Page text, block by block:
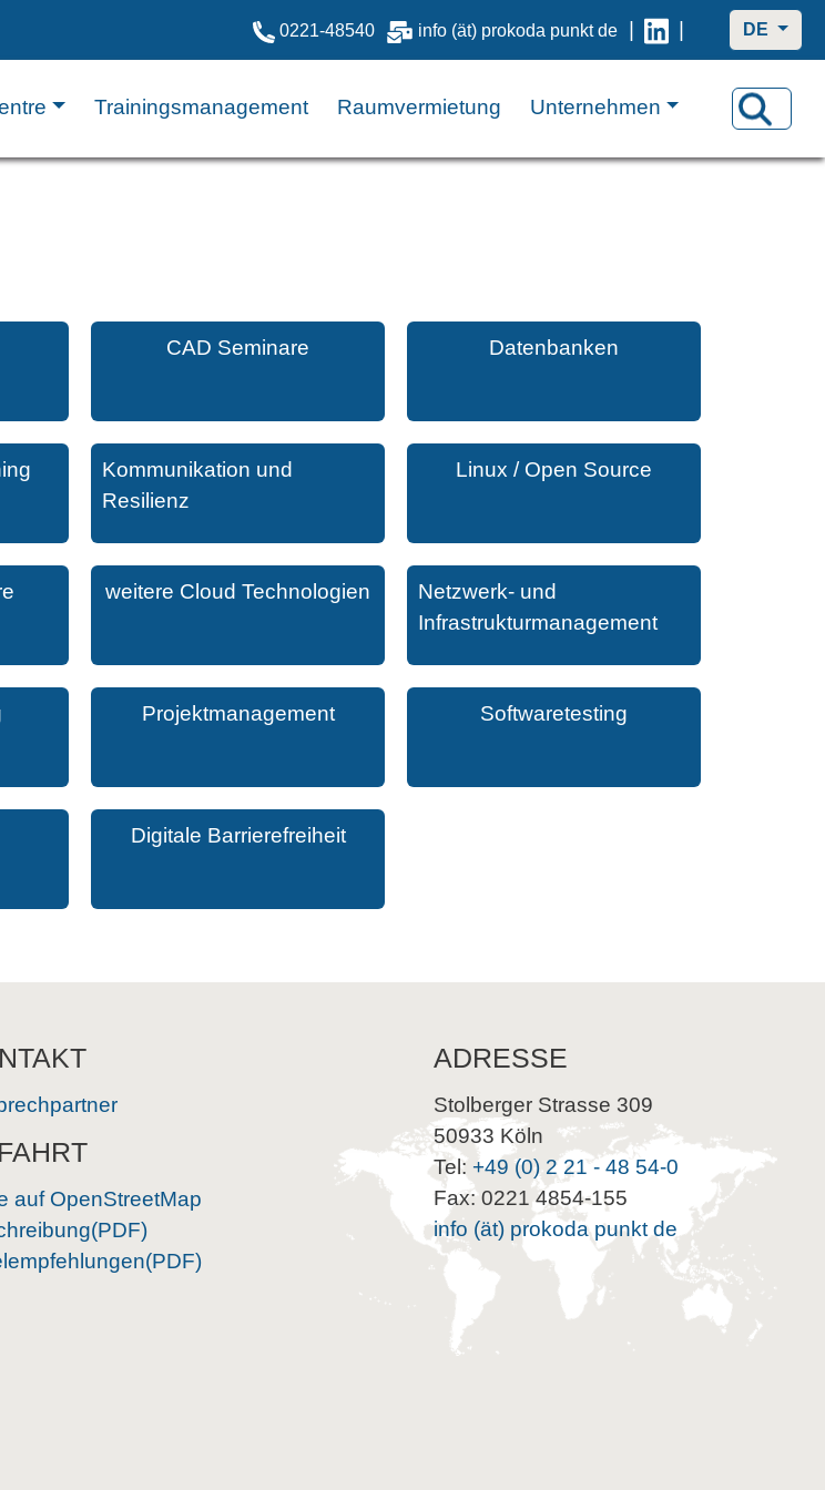
0221-48540 info (ät) prokoda punkt de | | DE
Trainingsmanagement Raumvermietung Unternehmen
CAD Seminare Datenbanken
Kommunikation und
Resilienz
Linux / Open Source
weitere Cloud Technologien
Netzwerk- und
Infrastrukturmanagement
Projektmanagement Softwaretesting
Digitale Barrierefreiheit
auf OpenStreetMap
ADRESSE
Stolberger Strasse 309
50933 Köln
Tel: +49 (0) 2 21 - 48 54-0
Fax: 0221 4854-155
info (ät) prokoda punkt de